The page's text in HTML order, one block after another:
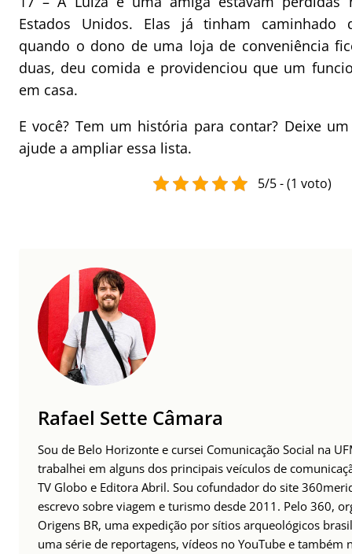
Estados Unidos. Elas já tinham caminhado
quando o dono de uma loja de conveniência
duas, deu comida e providenciou que um
em casa.
E você? Tem um história para contar? Deixe
ajude a ampliar essa lista.
5/5 - (1 voto)
Rafael Sette Câmara
Sou de Belo Horizonte e cursei Comunicação Social na
trabalhei em alguns dos principais veículos de
TV Globo e Editora Abril. Sou cofundador do site
escrevo sobre viagem e turismo desde 2011. Pelo 360,
Origens BR, uma expedição por sítios arqueológicos
uma série de reportagens, vídeos no YouTube e também